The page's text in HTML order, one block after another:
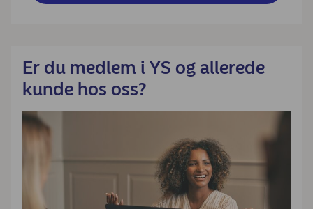
Er du medlem i YS og allerede
kunde hos oss?